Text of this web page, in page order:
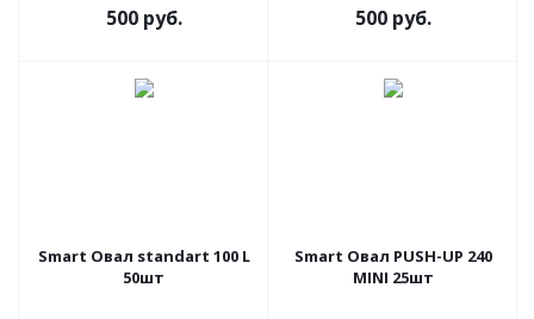
500 руб. 500 руб.
Smart Овал standart 100 L
50шт
Smart Овал PUSH-UP 240
MINI 25шт